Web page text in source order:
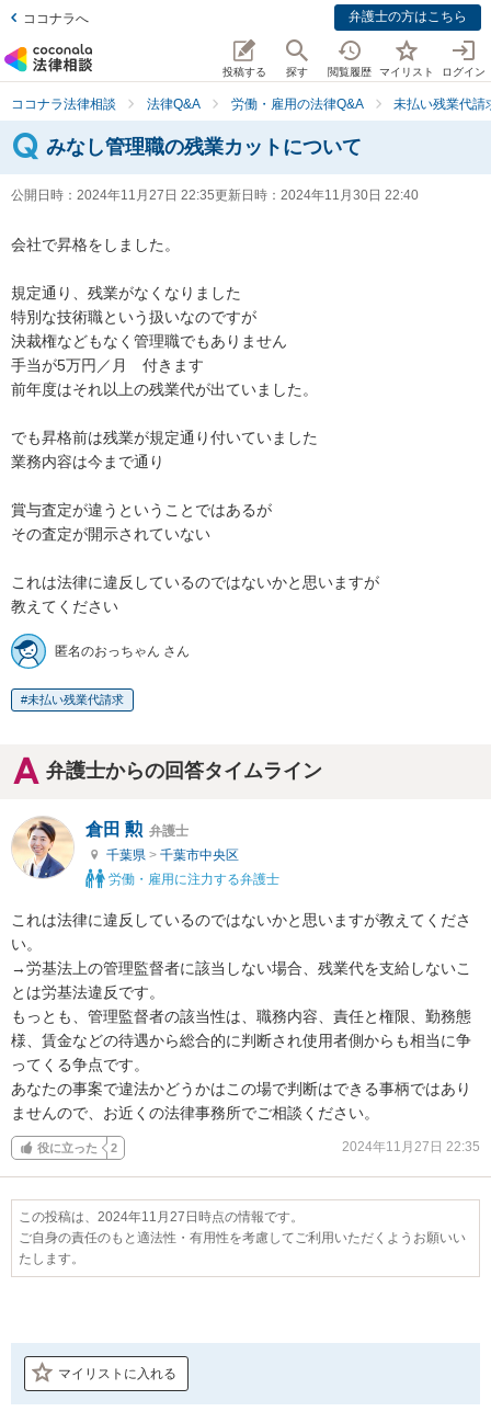
ココナラへ 弁護士の方はこちら
投稿する 探す 閲覧履歴 マイリスト ログイン
ココナラ法律相談 法律Q&A 労働・雇用の法律Q&A 未払い残業代請
みなし管理職の残業カットについて
公開日時： 2024年11月27日 22:35更新日時： 2024年11月30日 22:40
会社で昇格をしました。
規定通り、残業がなくなりました
特別な技術職という扱いなのですが
決裁権などもなく管理職でもありません
手当が5万円／月　付きます
前年度はそれ以上の残業代が出ていました。
でも昇格前は残業が規定通り付いていました
業務内容は今まで通り
賞与査定が違うということではあるが
その査定が開示されていない
これは法律に違反しているのではないかと思いますが
教えてください
匿名のおっちゃん さん
未払い残業代請求
弁護士からの回答タイムライン
倉田 勲 弁護士
千葉県 > 千葉市中央区
労働・雇用に注力する弁護士
これは法律に違反しているのではないかと思いますが教えてくださ
い。
→労基法上の管理監督者に該当しない場合、残業代を支給しないこ
とは労基法違反です。
もっとも、管理監督者の該当性は、職務内容、責任と権限、勤務態
様、賃金などの待遇から総合的に判断され使用者側からも相当に争
ってくる争点です。
あなたの事案で違法かどうかはこの場で判断はできる事柄ではあり
ませんので、お近くの法律事務所でご相談ください。
役に立った 2 2024年11月27日 22:35
この投稿は、2024年11月27日時点の情報です。
ご自身の責任のもと適法性・有用性を考慮してご利用いただくようお願いい
たします。
マイリストに入れる